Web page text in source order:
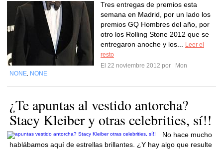
Tres entregas de premios esta
semana en Madrid, por un lado los
premios GQ Hombres del año, por
otro los Rolling Stone 2012 que se
entregaron anoche y los...
Leer el
resto
El 22 noviembre 2012 por
Mon
NONE NONE
¿Te apuntas al vestido antorcha?
Stacy Kleiber y otras celebrities, sí!!
No hace mucho
hablábamos aquí de estrellas brillantes. ¿Y hay algo que resulte